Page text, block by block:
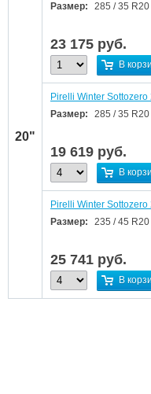
20"
Размер:
285 / 35 R20
23 175 руб.
В
Pirelli Winter
Размер:
285 / 35 R20
19 619 руб.
В
Pirelli Winter
Размер:
235 / 45 R20
25 741 руб.
В